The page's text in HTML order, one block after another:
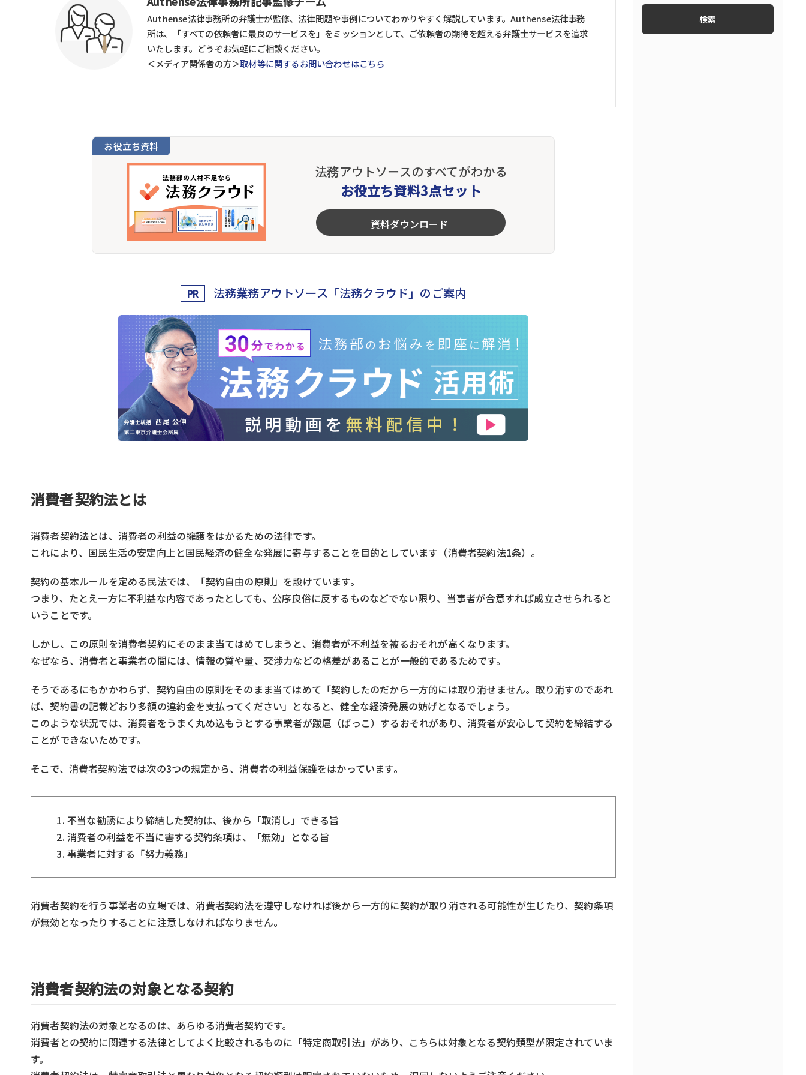
Authense法律事務所の弁護士が監修、法律問題や事例についてわかりやすく解説しています。Authense法律事務
所は、「すべての依頼者に最良のサービスを」をミッションとして、ご依頼者の期待を超える弁護士サービスを追求
いたします。どうぞお気軽にご相談ください。
＜メディア関係者の方＞取材等に関するお問い合わせはこちら
お役立ち資料
法務アウトソースのすべてがわかる
お役立ち資料3点セット
資料ダウンロード
PR 法務業務アウトソース「法務クラウド」のご案内
消費者契約法とは
消費者契約法とは、消費者の利益の擁護をはかるための法律です。
これにより、国民生活の安定向上と国民経済の健全な発展に寄与することを目的としています（消費者契約法1条）。
契約の基本ルールを定める民法では、「契約自由の原則」を設けています。
つまり、たとえ一方に不利益な内容であったとしても、公序良俗に反するものなどでない限り、当事者が合意すれば成立させられると
いうことです。
しかし、この原則を消費者契約にそのまま当てはめてしまうと、消費者が不利益を被るおそれが高くなります。
なぜなら、消費者と事業者の間には、情報の質や量、交渉力などの格差があることが一般的であるためです。
そうであるにもかかわらず、契約自由の原則をそのまま当てはめて「契約したのだから一方的には取り消せません。取り消すのであれ
ば、契約書の記載どおり多額の違約金を支払ってください」となると、健全な経済発展の妨げとなるでしょう。
このような状況では、消費者をうまく丸め込もうとする事業者が跋扈（ばっこ）するおそれがあり、消費者が安心して契約を締結する
ことができないためです。
そこで、消費者契約法では次の3つの規定から、消費者の利益保護をはかっています。
不当な勧誘により締結した契約は、後から「取消し」できる旨
消費者の利益を不当に害する契約条項は、「無効」となる旨
事業者に対する「努力義務」
消費者契約を行う事業者の立場では、消費者契約法を遵守しなければ後から一方的に契約が取り消される可能性が生じたり、契約条項
が無効となったりすることに注意しなければなりません。
消費者契約法の対象となる契約
消費者契約法の対象となるのは、あらゆる消費者契約です。
消費者との契約に関連する法律としてよく比較されるものに「特定商取引法」があり、こちらは対象となる契約類型が限定されていま
す。
知財・特許